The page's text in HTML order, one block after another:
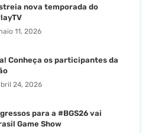
nova temporada do
11, 2026
Conheça os participantes da
24, 2026
para a #BGS26 vai
Game Show